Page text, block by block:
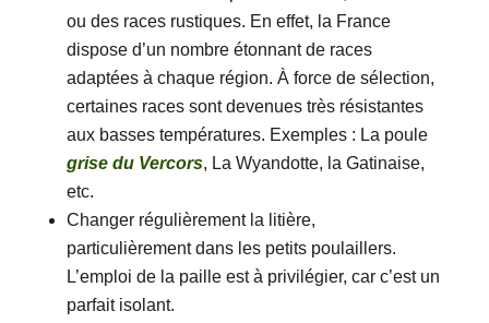
ou des races rustiques. En effet, la France
dispose d’un nombre étonnant de races
adaptées à chaque région. À force de sélection,
certaines races sont devenues très résistantes
aux basses températures. Exemples : La poule
grise du Vercors, La Wyandotte, la Gatinaise,
etc.
Changer régulièrement la litière,
particulièrement dans les petits poulaillers.
L’emploi de la paille est à privilégier, car c’est un
parfait isolant.